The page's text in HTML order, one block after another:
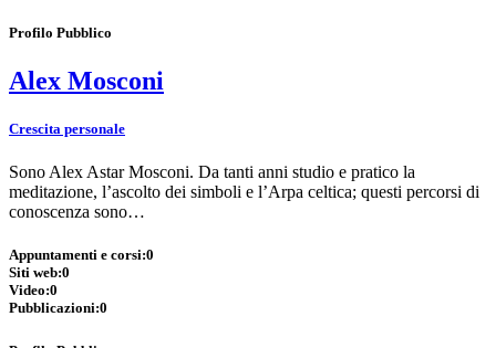
Profilo Pubblico
Alex Mosconi
Crescita personale
Sono Alex Astar Mosconi. Da tanti anni studio e pratico la
meditazione, l’ascolto dei simboli e l’Arpa celtica; questi percorsi di
conoscenza sono…
Appuntamenti e corsi:0
Siti web:0
Video:0
Pubblicazioni:0